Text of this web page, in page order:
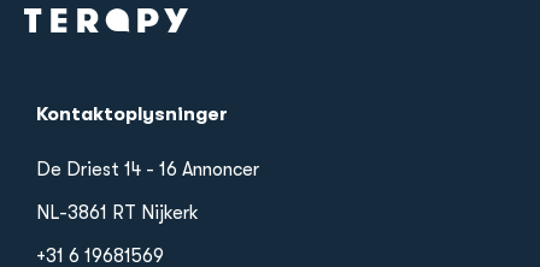
Kontaktoplysninger
De Driest 14 - 16 Annoncer
NL-3861 RT Nijkerk
+31 6 19681569